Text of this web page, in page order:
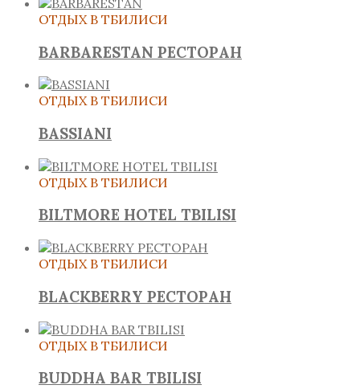
ОТДЫХ В ТБИЛИСИ
BARBARESTAN РЕСТОРАН
ОТДЫХ В ТБИЛИСИ
BASSIANI
ОТДЫХ В ТБИЛИСИ
BILTMORE HOTEL TBILISI
ОТДЫХ В ТБИЛИСИ
BLACKBERRY РЕСТОРАН
ОТДЫХ В ТБИЛИСИ
BUDDHA BAR TBILISI